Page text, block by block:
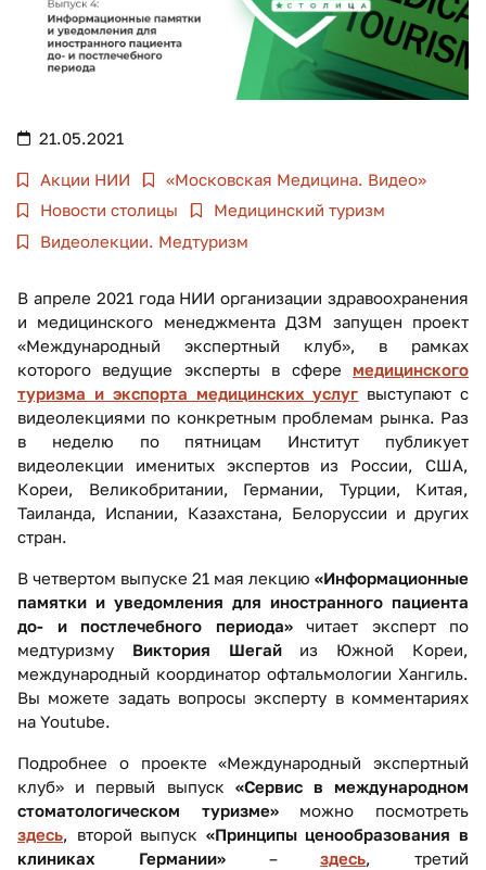
21.05.2021
Акции НИИ
«Московская Медицина. Видео»
Новости столицы
Медицинский туризм
Видеолекции. Медтуризм
В апреле 2021 года НИИ организации здравоохранения
и медицинского менеджмента ДЗМ запущен проект
«Международный экспертный клуб», в рамках
которого ведущие эксперты в сфере медицинского
туризма и экспорта медицинских услуг выступают с
видеолекциями по конкретным проблемам рынка. Раз
в неделю по пятницам Институт публикует
видеолекции именитых экспертов из России, США,
Кореи, Великобритании, Германии, Турции, Китая,
Таиланда, Испании, Казахстана, Белоруссии и других
стран.
В четвертом выпуске 21 мая лекцию «Информационные
памятки и уведомления для иностранного пациента
до- и постлечебного периода»читает эксперт по
медтуризму Виктория Шегайиз Южной Кореи,
международный координатор офтальмологии Хангиль.
Вы можете задать вопросы эксперту в комментариях
на Youtube.
Подробнее о проекте «Международный экспертный
клуб» и первый выпуск «Сервис в международном
стоматологическом туризме»можно посмотреть
здесь, второй выпуск «Принципы ценообразования в
клиниках Германии»–здесь, третий